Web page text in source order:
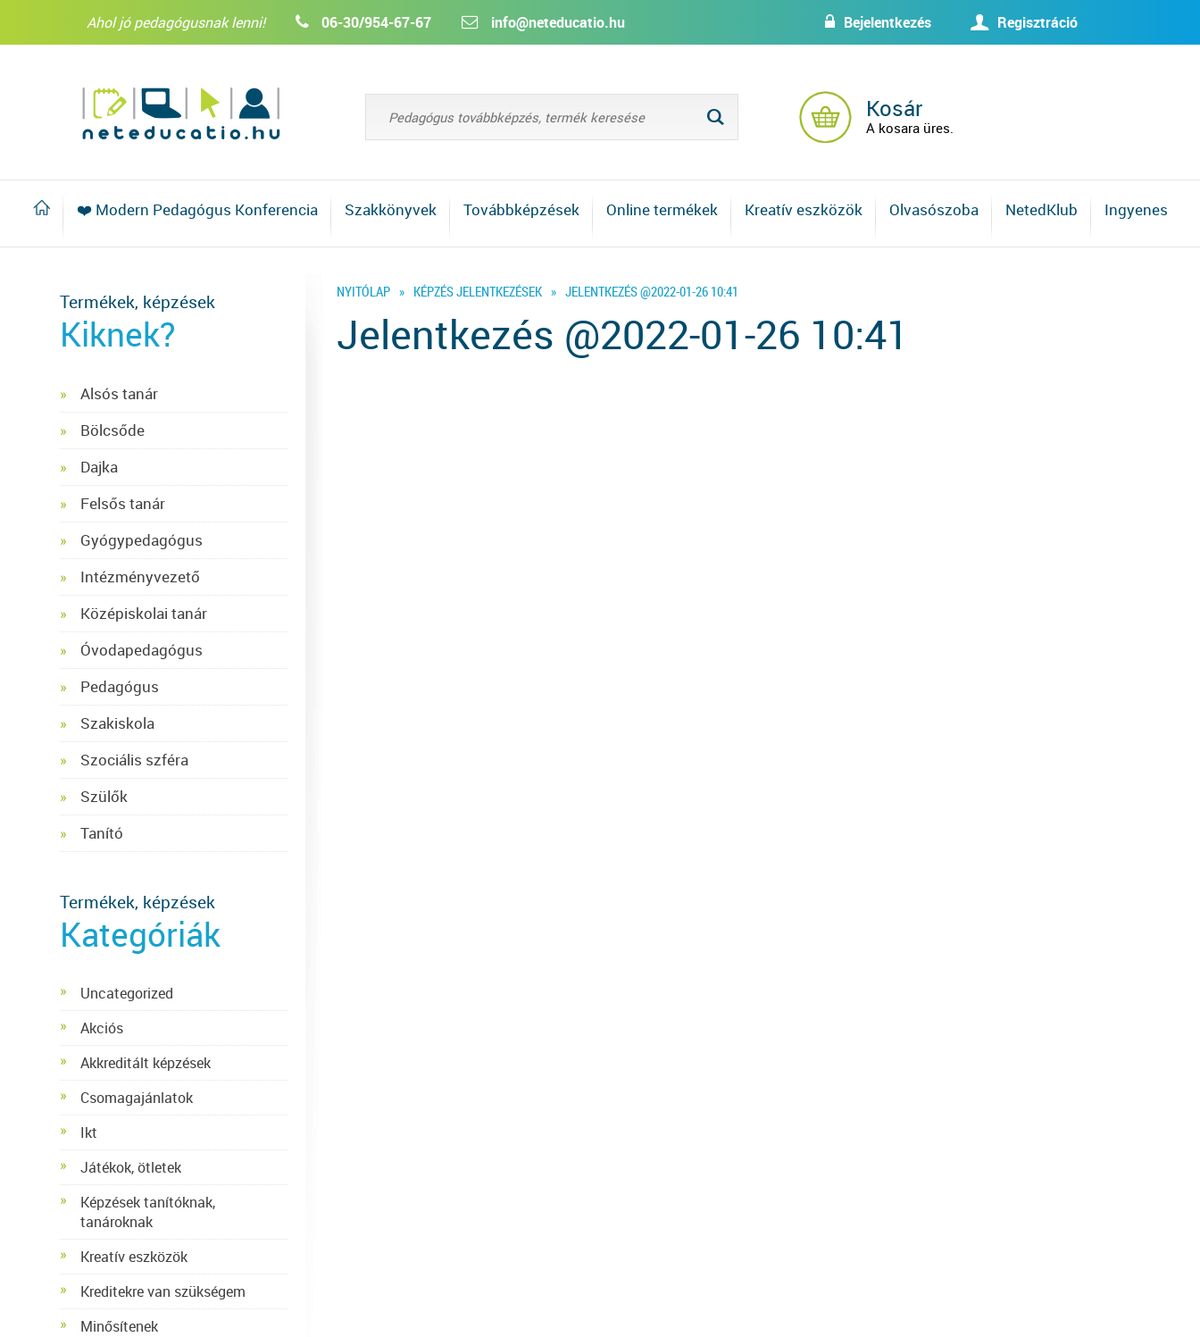
w Bejelentkezés U Regisztráció
Ahol jó pedagógusnak lenni! 06-30/954-67-67 info@neteducatio.hu
L Kosár
A kosara üres.
❤️ Modern Pedagógus Konferencia Szakkönyvek Továbbképzések Online termékek Kreatív eszközök Olvasószoba NetedKlub Ingyenes
NYITÓLAP » KÉPZÉS JELENTKEZÉSEK » JELENTKEZÉS @2022-01-26 10:41
Jelentkezés @2022-01-26 10:41
Termékek, képzések
Kiknek?
Alsós tanár
Bölcsőde
Dajka
Felsős tanár
Gyógypedagógus
Intézményvezető
Középiskolai tanár
Óvodapedagógus
Pedagógus
Szakiskola
Szociális szféra
Szülők
Tanító
Termékek, képzések
Kategóriák
Uncategorized
Akciós
Akkreditált képzések
Csomagajánlatok
Ikt
Játékok, ötletek
Képzések tanítóknak,
tanároknak
Kreatív eszközök
Kreditekre van szükségem
Minősítenek